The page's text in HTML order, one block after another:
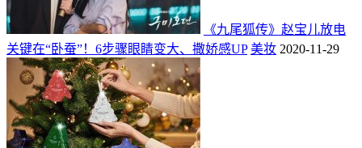
《九尾狐传》赵宝儿放电
关键在“卧蚕”！6步骤眼睛变大、撒娇感UP 美妆 2020-11-29